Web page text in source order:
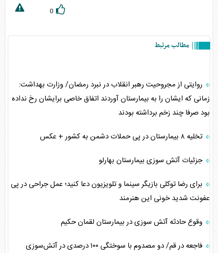
0
مطالب مرتبط
روایتی از مجروحیت رهبر انقلاب در نبرد رمضان/ وزارت بهداشت:
زمانی که ایشان را به بیمارستان آوردند اتفاق خاصی برایشان رخ نداده
بود صرفا چند زخم برداشته بودند
تخلیه ۸ بیمارستان در پی حملات دشمن به کشور + عکس
جزئیات آتش سوزی بیمارستان بهارلو
برای رضا توکلی بازیگر سینما و تلویزیون دعا کنید؛ عمل جراحی در پی
عفونت شدید خونی این هنرمند
وقوع حادثه آتش سوزی در بیمارستان لقمان حکیم
فاجعه در قم/ دو مصدوم با سوختگی ۱۰۰ درصدی در آتش‌سوزی